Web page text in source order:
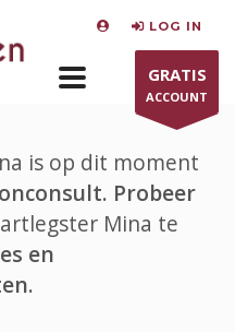
LOG IN
GRATIS
ACCOUNT
is op dit moment
Probeer
Mina te
en